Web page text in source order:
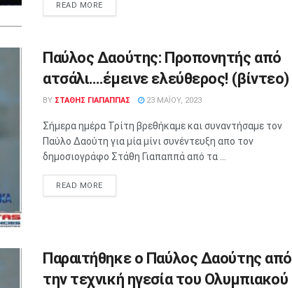
READ MORE
Παύλος Δαούτης: Προπονητής από
ατσάλι….έμεινε ελεύθερος! (βίντεο)
BY ΣΤΑΘΗΣ ΓΊΑΠΑΠΠΑΣ 23 ΜΑΪ́ΟΥ, 2023
Σήμερα ημέρα Τρίτη βρεθήκαμε και συναντήσαμε τον
Παύλο Δαούτη για μία μίνι συνέντευξη απο τον
δημοσιογράφο Στάθη Γιαπαππά από τα ...
READ MORE
Παραιτήθηκε ο Παύλος Δαούτης από
την τεχνική ηγεσία του Ολυμπιακού